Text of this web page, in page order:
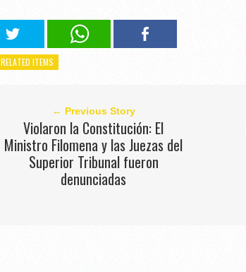
RELATED ITEMS
← Previous Story
Violaron la Constitución: El
Ministro Filomena y las Juezas del
Superior Tribunal fueron
denunciadas